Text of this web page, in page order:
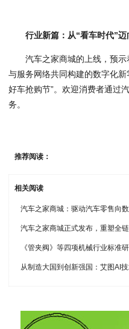
行业新篇：从“看车时代”迈
汽车之家商城的上线，预
与服务网络共同构建的数字化
好车抢购节”。欢迎消费者通过
务。
推荐阅读：
相关阅读
汽车之家商城：驱动汽车零售向
汽车之家商城正式发布，重塑全
《管夹阀》等四项机械行业标准
从制造大国到创新强国：艾图AI